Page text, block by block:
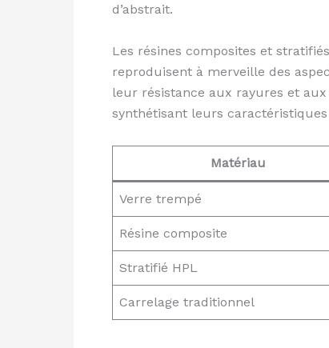
d’abstrait.
Les résines composites et
reproduisent à merveille des
leur résistance aux rayures et
synthétisant leurs caractéristiques
Matériau
Verre trempé
Résine composite
Stratifié HPL
Carrelage traditionnel